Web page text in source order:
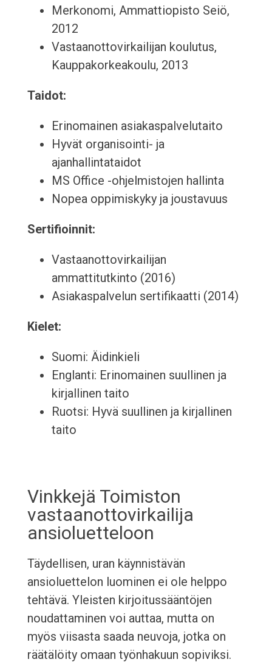
Merkonomi, Ammattiopisto Seiö,
2012
Vastaanottovirkailijan koulutus,
Kauppakorkeakoulu, 2013
Taidot:
Erinomainen asiakaspalvelutaito
Hyvät organisointi- ja
ajanhallintataidot
MS Office -ohjelmistojen hallinta
Nopea oppimiskyky ja joustavuus
Sertifioinnit:
Vastaanottovirkailijan
ammattitutkinto (2016)
Asiakaspalvelun sertifikaatti (2014)
Kielet:
Suomi: Äidinkieli
Englanti: Erinomainen suullinen ja
kirjallinen taito
Ruotsi: Hyvä suullinen ja kirjallinen
taito
Vinkkejä Toimiston
vastaanottovirkailija
ansioluetteloon
Täydellisen, uran käynnistävän
ansioluettelon luominen ei ole helppo
tehtävä. Yleisten kirjoitussääntöjen
noudattaminen voi auttaa, mutta on
myös viisasta saada neuvoja, jotka on
räätälöity omaan työnhakuun sopiviksi.